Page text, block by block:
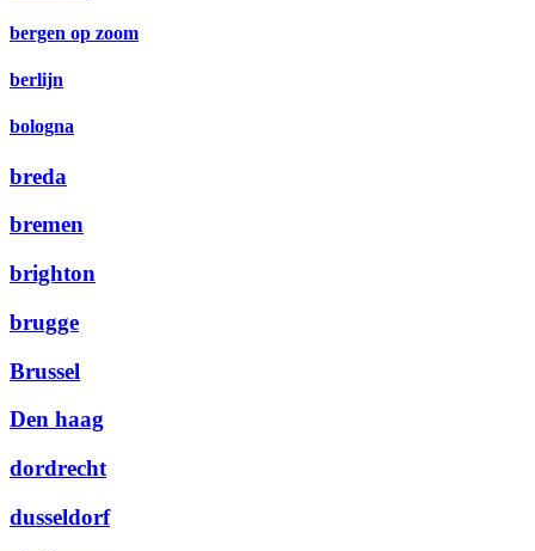
bergen op zoom
berlijn
bologna
breda
bremen
brighton
brugge
Brussel
Den haag
dordrecht
dusseldorf